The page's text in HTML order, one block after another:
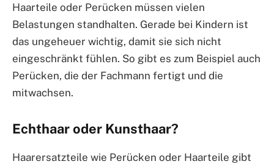
Haarteile oder Perücken müssen vielen
Belastungen standhalten. Gerade bei Kindern ist
das ungeheuer wichtig, damit sie sich nicht
eingeschränkt fühlen. So gibt es zum Beispiel auch
Perücken, die der Fachmann fertigt und die
mitwachsen.
Echthaar oder Kunsthaar?
Haarersatzteile wie Perücken oder Haarteile gibt